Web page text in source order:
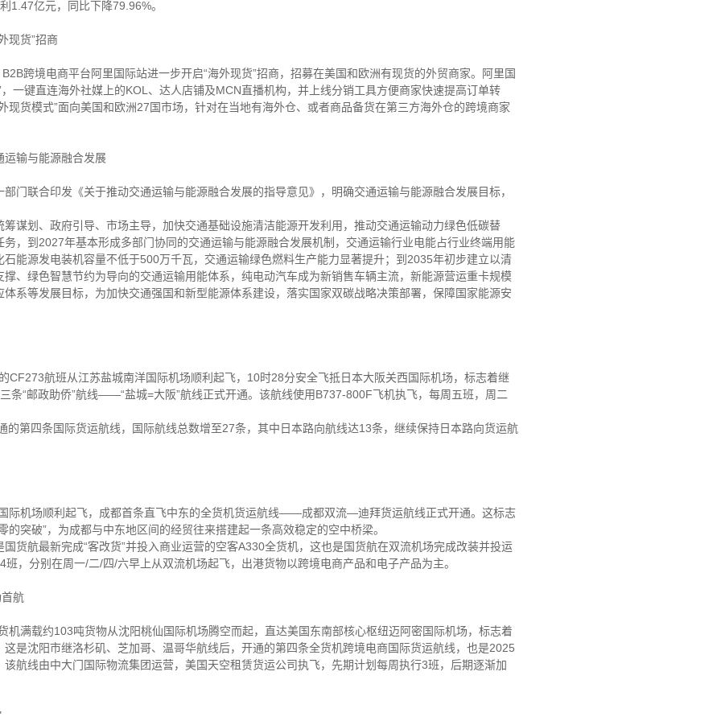
1.47亿元，同比下降79.96%。
现货”招商
跨境电商平台阿里国际站进一步开启“海外现货”招商，招募在美国和欧洲有现货的外贸商家。阿里国
一键直连海外社媒上的KOL、达人店铺及MCN直播机构，并上线分销工具方便商家快速提高订单转
现货模式”面向美国和欧洲27国市场，针对在当地有海外仓、或者商品备货在第三方海外仓的跨境商家
运输与能源融合发展
门联合印发《关于推动交通运输与能源融合发展的指导意见》，明确交通运输与能源融合发展目标，
谋划、政府引导、市场主导，加快交通基础设施清洁能源开发利用，推动交通运输动力绿色低碳替
，到2027年基本形成多部门协同的交通运输与能源融合发展机制，交通运输行业电能占行业终端用能
能源发电装机容量不低于500万千瓦，交通运输绿色燃料生产能力显著提升；到2035年初步建立以清
、绿色智慧节约为导向的交通运输用能体系，纯电动汽车成为新销售车辆主流，新能源营运重卡规模
系等发展目标，为加快交通强国和新型能源体系建设，落实国家双碳战略决策部署，保障国家能源安
CF273航班从江苏盐城南洋国际机场顺利起飞，10时28分安全飞抵日本大阪关西国际机场，标志着继
条“邮政助侨”航线——“盐城=大阪”航线正式开通。该航线使用B737-800F飞机执飞，每周五班，周二
的第四条国际货运航线，国际航线总数增至27条，其中日本路向航线达13条，继续保持日本路向货运航
际机场顺利起飞，成都首条直飞中东的全货机货运航线——成都双流—迪拜货运航线正式开通。这标志
的突破”，为成都与中东地区间的经贸往来搭建起一条高效稳定的空中桥梁。
货航最新完成“客改货”并投入商业运营的空客A330全货机，这也是国货航在双流机场完成改装并投运
，分别在周一/二/四/六早上从双流机场起飞，出港货物以跨境电商产品和电子产品为主。
航
满载约103吨货物从沈阳桃仙国际机场腾空而起，直达美国东南部核心枢纽迈阿密国际机场，标志着
是沈阳市继洛杉矶、芝加哥、温哥华航线后，开通的第四条全货机跨境电商国际货运航线，也是2025
航线由中大门国际物流集团运营，美国天空租赁货运公司执飞，先期计划每周执行3班，后期逐渐加